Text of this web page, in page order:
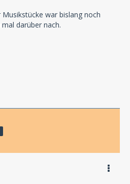
war bislang noch
darüber nach.